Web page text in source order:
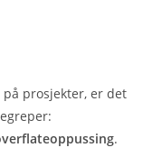
prosjekter, er det
.